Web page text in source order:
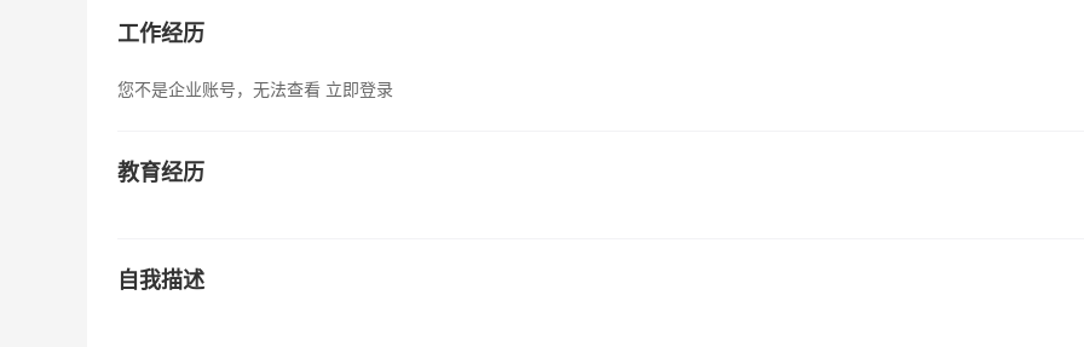
工作经历
您不是企业账号，无法查看 立即登录
教育经历
自我描述